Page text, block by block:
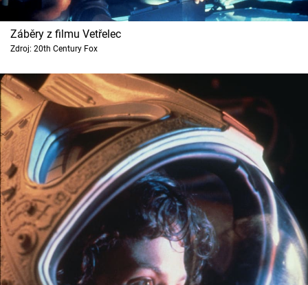
Záběry z filmu Vetřelec
Zdroj: 20th Century Fox